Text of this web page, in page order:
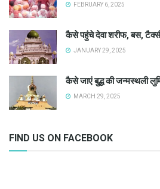
FEBRUARY 6, 2025
कैसे पहुंचे देवा शरीफ, बस,
JANUARY 29, 2025
कैसे जाएं बुद्ध की जन्मस्थली
MARCH 29, 2025
FIND US ON FACEBOOK